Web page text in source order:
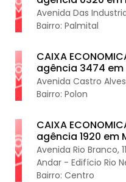
Avenida Das
Bairro: Palmital
CAIXA
agência 3474 em
Avenida Castro Alves
Bairro: Polon
CAIXA
agência 1920 em
Avenida Rio Branco,
Andar - Edifício Rio
Bairro: Centro